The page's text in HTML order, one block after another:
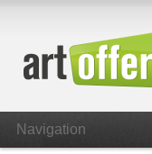
Navigation